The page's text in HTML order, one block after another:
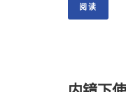
阅读